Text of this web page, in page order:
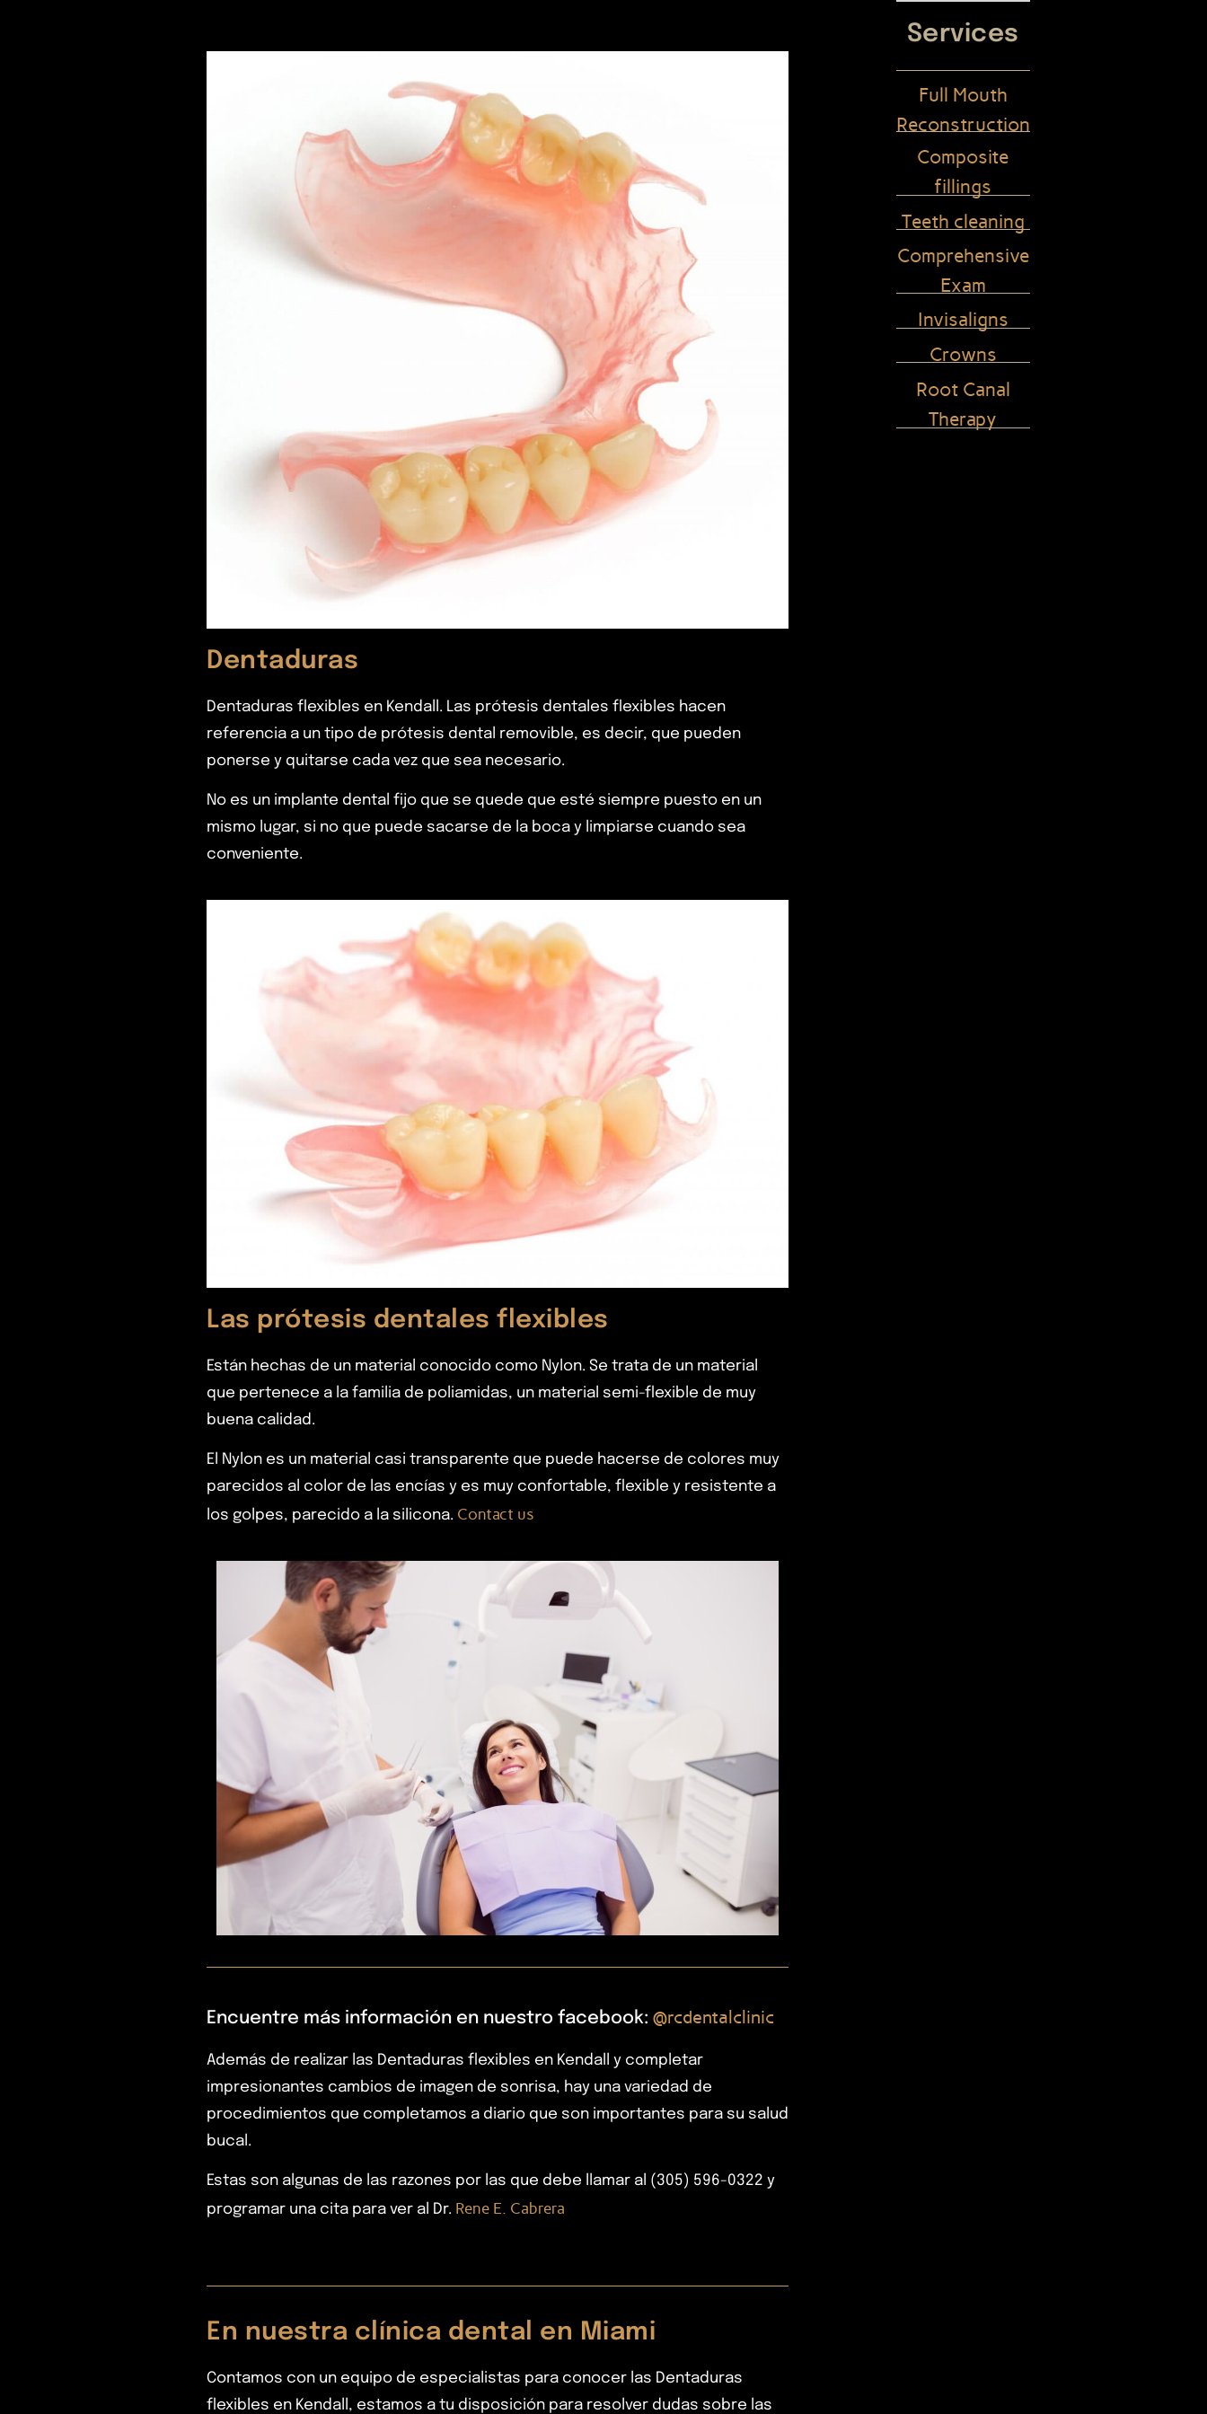
Dentaduras
Dentaduras flexibles en Kendall. Las prótesis dentales flexibles hacen
referencia a un tipo de prótesis dental removible, es decir, que pueden
ponerse y quitarse cada vez que sea necesario.
No es un implante dental fijo que se quede que esté siempre puesto en un
mismo lugar, si no que puede sacarse de la boca y limpiarse cuando sea
conveniente.
Las prótesis dentales flexibles
Están hechas de un material conocido como Nylon. Se trata de un material
que pertenece a la familia de poliamidas, un material semi-flexible de muy
buena calidad.
El Nylon es un material casi transparente que puede hacerse de colores muy
parecidos al color de las encías y es muy confortable, flexible y resistente a
los golpes, parecido a la silicona. Contact us
Encuentre más información en nuestro facebook: @rcdentalclinic
Además de realizar las Dentaduras flexibles en Kendall y completar
impresionantes cambios de imagen de sonrisa, hay una variedad de
procedimientos que completamos a diario que son importantes para su salud
bucal.
Estas son algunas de las razones por las que debe llamar al (305) 596-0322 y
programar una cita para ver al Dr. Rene E. Cabrera
En nuestra clínica dental en Miami
Contamos con un equipo de especialistas para conocer las Dentaduras
flexibles en Kendall, estamos a tu disposición para resolver dudas sobre las
Services
Full Mouth
Reconstruction
Composite
fillings
Teeth cleaning
Comprehensive
Exam
Invisaligns
Crowns
Root Canal
Therapy